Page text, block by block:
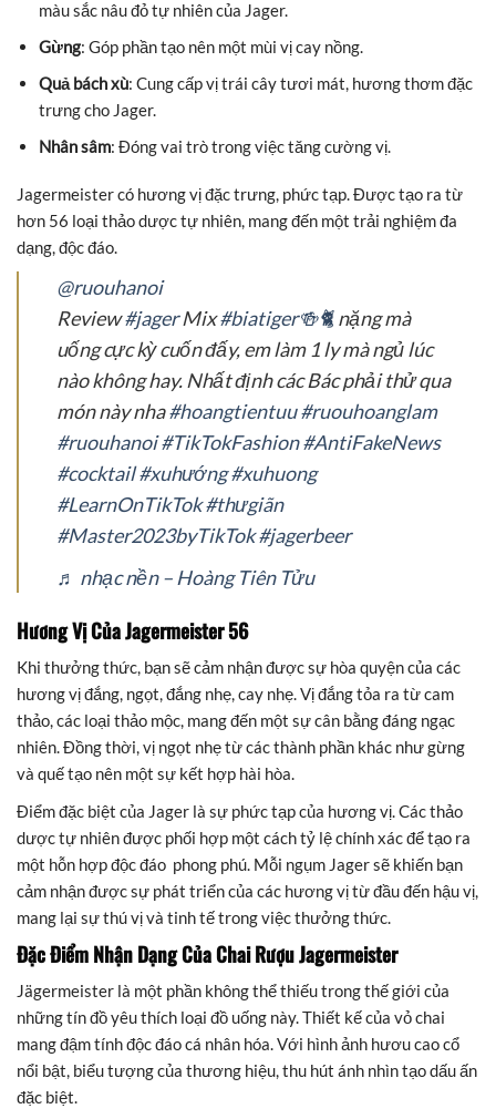
màu sắc nâu đỏ tự nhiên của Jager.
Gừng: Góp phần tạo nên một mùi vị cay nồng.
Quả bách xù: Cung cấp vị trái cây tươi mát, hương thơm đặc
trưng cho Jager.
Nhân sâm: Đóng vai trò trong việc tăng cường vị.
Jagermeister có hương vị đặc trưng, phức tạp. Được tạo ra từ
hơn 56 loại thảo dược tự nhiên, mang đến một trải nghiệm đa
dạng, độc đáo.
@ruouhanoi
Review#jagerMix#biatiger🍻🐈nặng mà
uống cực kỳ cuốn đấy, em làm 1 ly mà ngủ lúc
nào không hay. Nhất định các Bác phải thử qua
món này nha#hoangtientuu#ruouhoanglam
#ruouhanoi#TikTokFashion#AntiFakeNews
#cocktail#xuhướng#xuhuong
#LearnOnTikTok#thưgiãn
#Master2023byTikTok#jagerbeer
♬ nhạc nền – Hoàng Tiên Tửu
Hương Vị Của Jagermeister 56
Khi thưởng thức, bạn sẽ cảm nhận được sự hòa quyện của các
hương vị đắng, ngọt, đắng nhẹ, cay nhẹ. Vị đắng tỏa ra từ cam
thảo, các loại thảo mộc, mang đến một sự cân bằng đáng ngạc
nhiên. Đồng thời, vị ngọt nhẹ từ các thành phần khác như gừng
và quế tạo nên một sự kết hợp hài hòa.
Điểm đặc biệt của Jager là sự phức tạp của hương vị. Các thảo
dược tự nhiên được phối hợp một cách tỷ lệ chính xác để tạo ra
một hỗn hợp độc đáo phong phú. Mỗi ngụm Jager sẽ khiến bạn
cảm nhận được sự phát triển của các hương vị từ đầu đến hậu vị,
mang lại sự thú vị và tinh tế trong việc thưởng thức.
Đặc Điểm Nhận Dạng Của Chai Rượu Jagermeister
Jägermeister là một phần không thể thiếu trong thế giới của
những tín đồ yêu thích loại đồ uống này. Thiết kế của vỏ chai
mang đậm tính độc đáo cá nhân hóa. Với hình ảnh hươu cao cổ
nổi bật, biểu tượng của thương hiệu, thu hút ánh nhìn tạo dấu ấn
đặc biệt.